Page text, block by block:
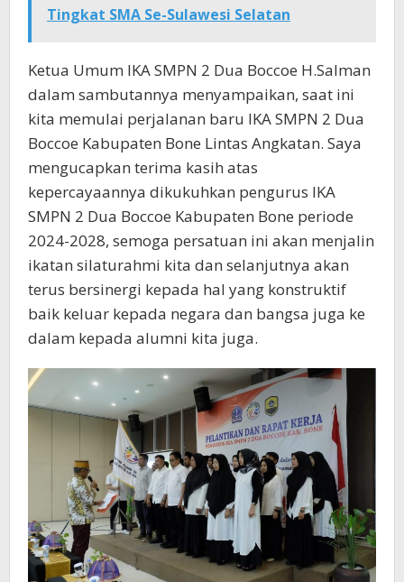
Tingkat SMA Se-Sulawesi Selatan
Ketua Umum IKA SMPN 2 Dua Boccoe H.Salman
dalam sambutannya menyampaikan, saat ini
kita memulai perjalanan baru IKA SMPN 2 Dua
Boccoe Kabupaten Bone Lintas Angkatan. Saya
mengucapkan terima kasih atas
kepercayaannya dikukuhkan pengurus IKA
SMPN 2 Dua Boccoe Kabupaten Bone periode
2024-2028, semoga persatuan ini akan menjalin
ikatan silaturahmi kita dan selanjutnya akan
terus bersinergi kepada hal yang konstruktif
baik keluar kepada negara dan bangsa juga ke
dalam kepada alumni kita juga.